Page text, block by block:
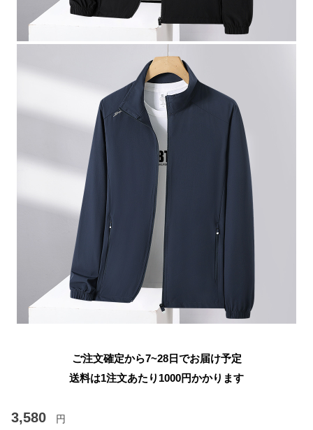
ご注文確定から7~28日でお届け予定
送料は1注文あたり 1000円かかります
3,580 円